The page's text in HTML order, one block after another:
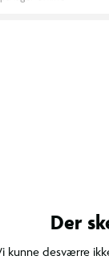
Der
kunne desværre